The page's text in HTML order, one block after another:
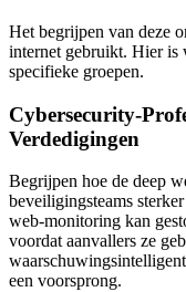
Het begrijpen van deze
internet gebruikt. Hier is
specifieke groepen.
Cybersecurity-
Verdedigingen
Begrijpen hoe de deep
beveiligingsteams
web-monitoring kan
voordat aanvallers ze
een voorsprong.